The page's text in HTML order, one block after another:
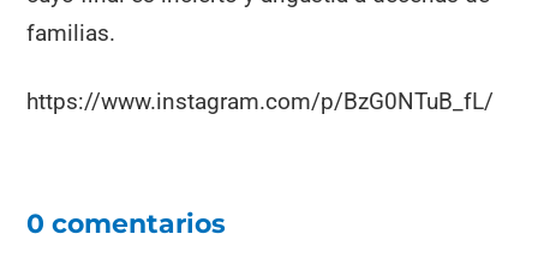
familias.
https://www.instagram.com/p/BzG0NTuB_fL/
0 comentarios